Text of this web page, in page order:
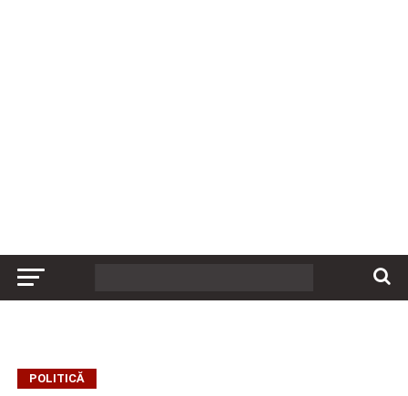
POLITICĂ